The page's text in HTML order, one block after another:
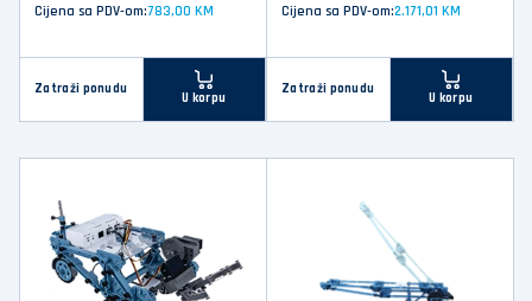
Cijena sa PDV-om:783,00 KM
Zatraži ponudu
U korpu
Cijena sa PDV-om:2.171,01 KM
Zatraži ponudu
U korpu